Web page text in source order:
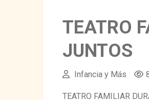
TEATRO
JUNTOS
Infancia y Más
TEATRO FAMILIAR